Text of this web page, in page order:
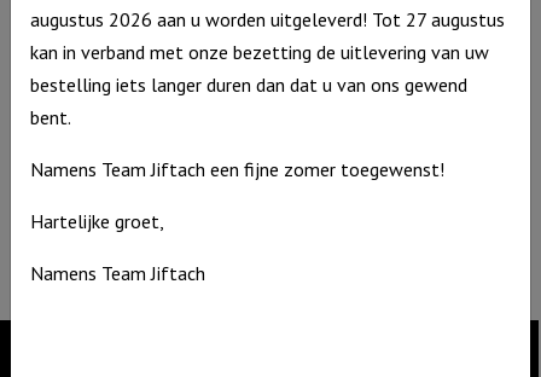
Non-boeken algemeen
Contact
De Zagerij 1
T: 06 – 4188 1025
info@jiftach.nl
BTW nr: NL8537.59.820.B01
augustus 2026 aan u worden uitgeleverd! Tot 27 augustus
kan in verband met onze bezetting de uitlevering van uw
bestelling iets langer duren dan dat u van ons gewend
bent.
Namens Team Jiftach een fijne zomer toegewenst!
Hartelijke groet,
Namens Team Jiftach